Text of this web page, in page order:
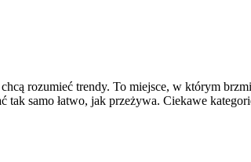
rozumieć trendy. To miejsce, w którym
tak samo łatwo, jak przeżywa. Ciekawe